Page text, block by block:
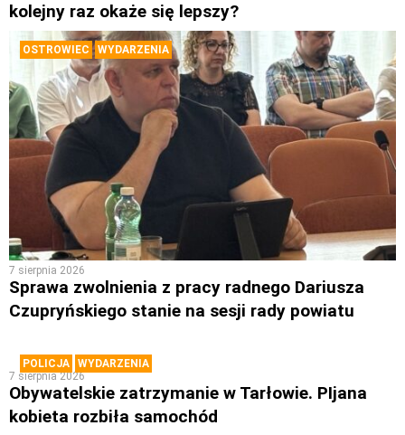
kolejny raz okaże się lepszy?
OSTROWIEC WYDARZENIA
7 sierpnia 2026
Sprawa zwolnienia z pracy radnego Dariusza
Czupryńskiego stanie na sesji rady powiatu
POLICJA
WYDARZENIA
7 sierpnia 2026
Obywatelskie zatrzymanie w Tarłowie. PIjana
kobieta rozbiła samochód